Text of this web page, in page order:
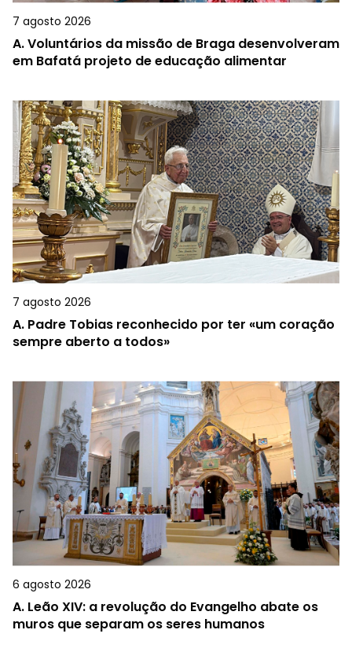
7 agosto 2026
A.Voluntários da missão de Braga desenvolveram
em Bafatá projeto de educação alimentar
7 agosto 2026
A. Padre Tobias reconhecido por ter «um coração
sempre aberto a todos»
6 agosto 2026
A. Leão XIV: a revolução do Evangelho abate os
muros que separam os seres humanos